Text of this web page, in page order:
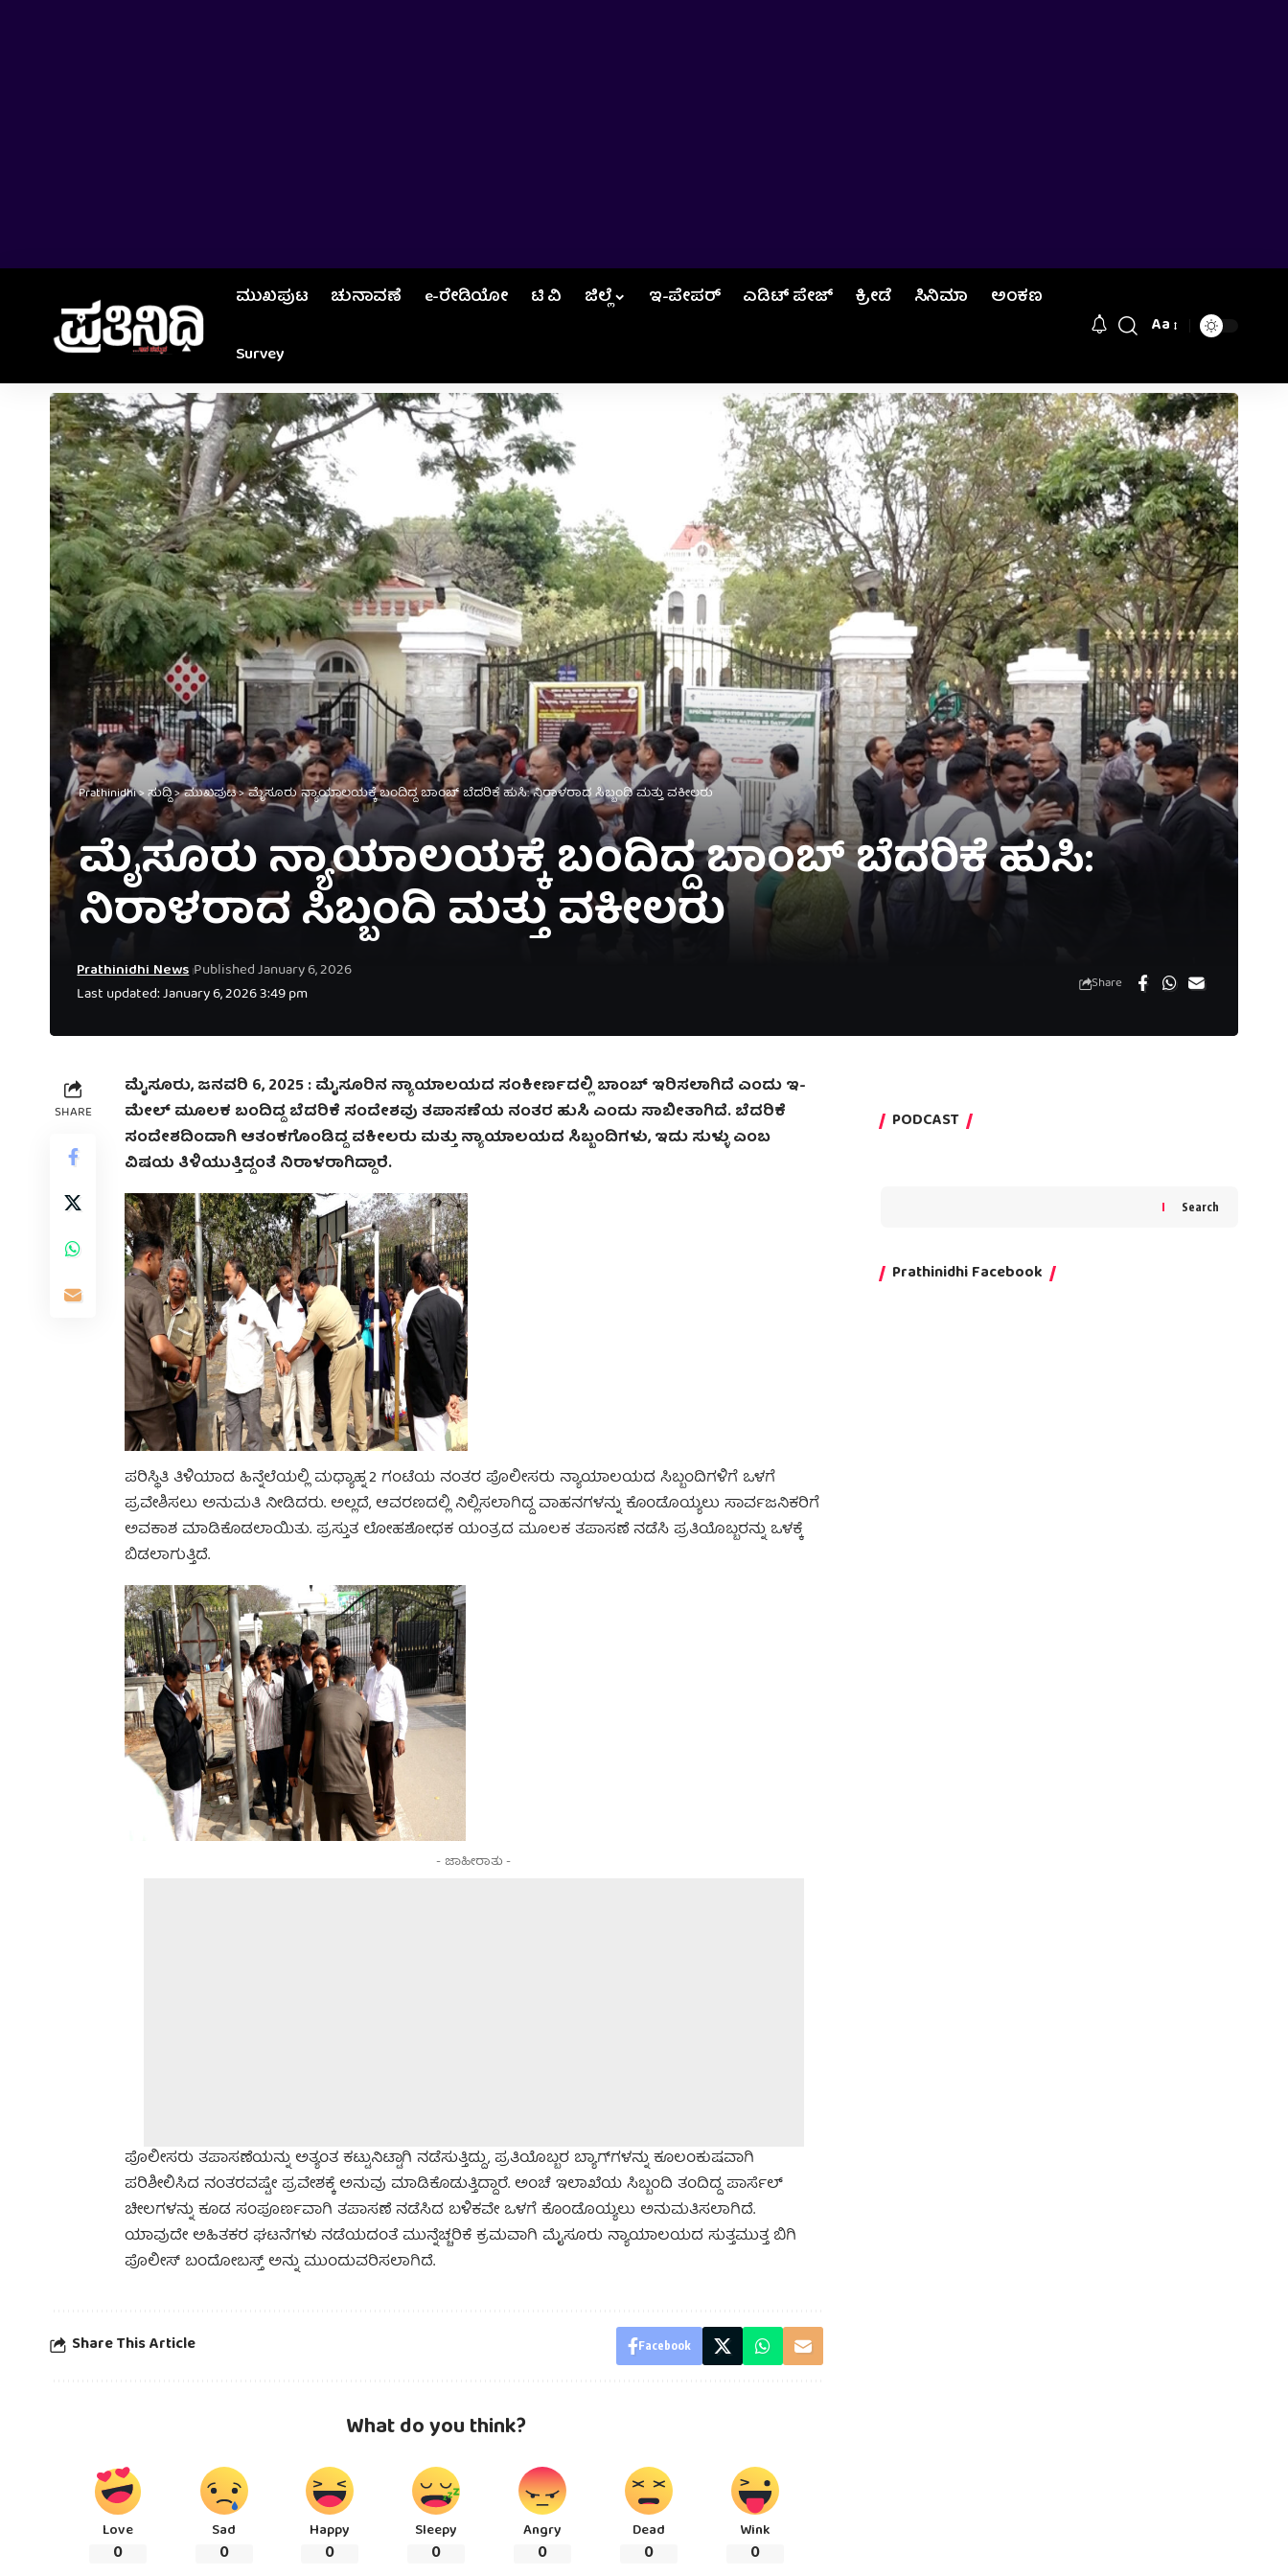
ಮುಖಪುಟ ಚುನಾವಣೆ e-ರೇಡಿಯೋ ಟಿ ವಿ ಜಿಲ್ಲೆ ಇ-ಪೇಪರ್ ಎಡಿಟ್‌ ಪೇಜ್‌ ಕ್ರೀಡೆ ಸಿನಿಮಾ ಅಂಕಣ
Survey
Aa
Prathinidhi>ಸುದ್ದಿ>ಮುಖಪುಟ>ಮೈಸೂರು ನ್ಯಾಯಾಲಯಕ್ಕೆ ಬಂದಿದ್ದ ಬಾಂಬ್ ಬೆದರಿಕೆ ಹುಸಿ: ನಿರಾಳರಾದ ಸಿಬ್ಬಂದಿ ಮತ್ತು ವಕೀಲರು
ಮೈಸೂರು ನ್ಯಾಯಾಲಯಕ್ಕೆ ಬಂದಿದ್ದ ಬಾಂಬ್ ಬೆದರಿಕೆ ಹುಸಿ:
ನಿರಾಳರಾದ ಸಿಬ್ಬಂದಿ ಮತ್ತು ವಕೀಲರು
Last updated: January 6, 2026 3:49 pm
Prathinidhi News Published January 6, 2026 Share
SHARE
ಮೈಸೂರು, ಜನವರಿ 6, 2025 : ಮೈಸೂರಿನ ನ್ಯಾಯಾಲಯದ ಸಂಕೀರ್ಣದಲ್ಲಿ ಬಾಂಬ್ ಇರಿಸಲಾಗಿದೆ ಎಂದು ಇ-
ಮೇಲ್ ಮೂಲಕ ಬಂದಿದ್ದ ಬೆದರಿಕೆ ಸಂದೇಶವು ತಪಾಸಣೆಯ ನಂತರ ಹುಸಿ ಎಂದು ಸಾಬೀತಾಗಿದೆ. ಬೆದರಿಕೆ
ಸಂದೇಶದಿಂದಾಗಿ ಆತಂಕಗೊಂಡಿದ್ದ ವಕೀಲರು ಮತ್ತು ನ್ಯಾಯಾಲಯದ ಸಿಬ್ಬಂದಿಗಳು, ಇದು ಸುಳ್ಳು ಎಂಬ
ವಿಷಯ ತಿಳಿಯುತ್ತಿದ್ದಂತೆ ನಿರಾಳರಾಗಿದ್ದಾರೆ.
ಪರಿಸ್ಥಿತಿ ತಿಳಿಯಾದ ಹಿನ್ನೆಲೆಯಲ್ಲಿ ಮಧ್ಯಾಹ್ನ 2 ಗಂಟೆಯ ನಂತರ ಪೊಲೀಸರು ನ್ಯಾಯಾಲಯದ ಸಿಬ್ಬಂದಿಗಳಿಗೆ ಒಳಗೆ
ಪ್ರವೇಶಿಸಲು ಅನುಮತಿ ನೀಡಿದರು. ಅಲ್ಲದೆ, ಆವರಣದಲ್ಲಿ ನಿಲ್ಲಿಸಲಾಗಿದ್ದ ವಾಹನಗಳನ್ನು ಕೊಂಡೊಯ್ಯಲು ಸಾರ್ವಜನಿಕರಿಗೆ
ಅವಕಾಶ ಮಾಡಿಕೊಡಲಾಯಿತು. ಪ್ರಸ್ತುತ ಲೋಹಶೋಧಕ ಯಂತ್ರದ ಮೂಲಕ ತಪಾಸಣೆ ನಡೆಸಿ ಪ್ರತಿಯೊಬ್ಬರನ್ನು ಒಳಕ್ಕೆ
ಬಿಡಲಾಗುತ್ತಿದೆ.
- ಜಾಹೀರಾತು -
ಪೊಲೀಸರು ತಪಾಸಣೆಯನ್ನು ಅತ್ಯಂತ ಕಟ್ಟುನಿಟ್ಟಾಗಿ ನಡೆಸುತ್ತಿದ್ದು, ಪ್ರತಿಯೊಬ್ಬರ ಬ್ಯಾಗ್‌ಗಳನ್ನು ಕೂಲಂಕುಷವಾಗಿ
ಪರಿಶೀಲಿಸಿದ ನಂತರವಷ್ಟೇ ಪ್ರವೇಶಕ್ಕೆ ಅನುವು ಮಾಡಿಕೊಡುತ್ತಿದ್ದಾರೆ. ಅಂಚೆ ಇಲಾಖೆಯ ಸಿಬ್ಬಂದಿ ತಂದಿದ್ದ ಪಾರ್ಸೆಲ್
ಚೀಲಗಳನ್ನು ಕೂಡ ಸಂಪೂರ್ಣವಾಗಿ ತಪಾಸಣೆ ನಡೆಸಿದ ಬಳಿಕವೇ ಒಳಗೆ ಕೊಂಡೊಯ್ಯಲು ಅನುಮತಿಸಲಾಗಿದೆ.
ಯಾವುದೇ ಅಹಿತಕರ ಘಟನೆಗಳು ನಡೆಯದಂತೆ ಮುನ್ನೆಚ್ಚರಿಕೆ ಕ್ರಮವಾಗಿ ಮೈಸೂರು ನ್ಯಾಯಾಲಯದ ಸುತ್ತಮುತ್ತ ಬಿಗಿ
ಪೊಲೀಸ್ ಬಂದೋಬಸ್ತ್ ಅನ್ನು ಮುಂದುವರಿಸಲಾಗಿದೆ.
Share This Article Facebook
What do you think?
Love
0
Sad
0
Happy
0
Sleepy
0
Angry
0
Dead
0
Wink
0
PODCAST
Search
Prathinidhi Facebook